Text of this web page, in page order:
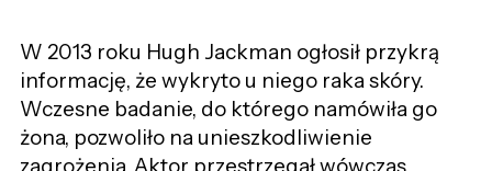
W 2013 roku Hugh Jackman ogłosił przykrą
informację, że wykryto u niego raka skóry.
Wczesne badanie, do którego namówiła go
żona, pozwoliło na unieszkodliwienie